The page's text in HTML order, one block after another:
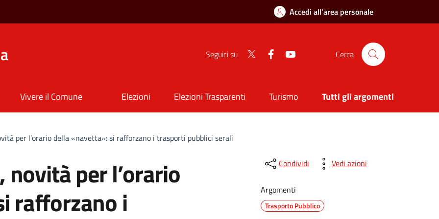
Accedi all'area personale
Seguici su Twitter Facebook Cerca
Vivere il Comune Elezioni Elezioni Trasparenti Turismo Tutti gli argomenti
per l’orario della «navetta»: si rafforzano i trasporti pubblici serali
per l’orario
rafforzano i
Condividi Vedi azioni
Argomenti
Trasporto Pubblico